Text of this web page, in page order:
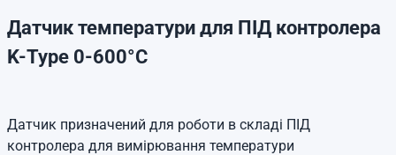
Датчик температури для ПІД контролера
K-Type 0-600°C
Датчик призначений для роботи в складі ПІД
контролера для вимірювання температури